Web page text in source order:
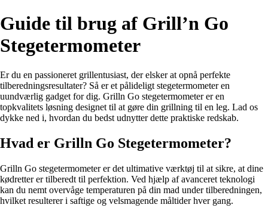
Guide til brug af Grill’n Go
Stegetermometer
Er du en passioneret grillentusiast, der elsker at opnå perfekte
tilberedningsresultater? Så er et pålideligt stegetermometer en
uundværlig gadget for dig. Grilln Go stegetermometer er en
topkvalitets løsning designet til at gøre din grillning til en leg. Lad os
dykke ned i, hvordan du bedst udnytter dette praktiske redskab.
Hvad er Grilln Go Stegetermometer?
Grilln Go stegetermometer er det ultimative værktøj til at sikre, at dine
kødretter er tilberedt til perfektion. Ved hjælp af avanceret teknologi
kan du nemt overvåge temperaturen på din mad under tilberedningen,
hvilket resulterer i saftige og velsmagende måltider hver gang.